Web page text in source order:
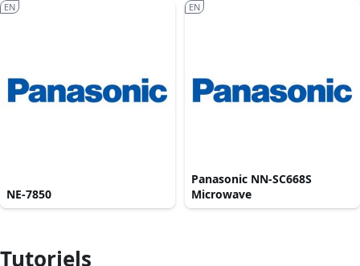
NE-7850
EN
Panasonic NN-SC668S
Microwave
EN
Tutoriels